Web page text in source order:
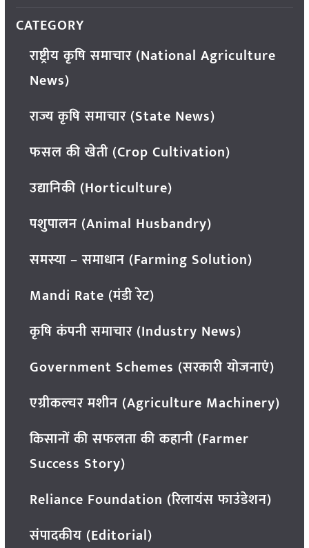
CATEGORY
राष्ट्रीय कृषि समाचार (National Agriculture
News)
राज्य कृषि समाचार (State News)
फसल की खेती (Crop Cultivation)
उद्यानिकी (Horticulture)
पशुपालन (Animal Husbandry)
समस्या – समाधान (Farming Solution)
Mandi Rate (मंडी रेट)
कृषि कंपनी समाचार (Industry News)
Government Schemes (सरकारी योजनाएं)
एग्रीकल्चर मशीन (Agriculture Machinery)
किसानों की सफलता की कहानी (Farmer
Success Story)
Reliance Foundation (रिलायंस फाउंडेशन)
संपादकीय (Editorial)